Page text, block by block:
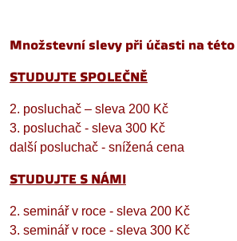
Množstevní slevy při účasti na této
STUDUJTE SPOLEČNĚ
2. posluchač – sleva 200 Kč
3. posluchač - sleva 300 Kč
další posluchač - snížená cena
STUDUJTE S NÁMI
2. seminář v roce - sleva 200 Kč
3. seminář v roce - sleva 300 Kč